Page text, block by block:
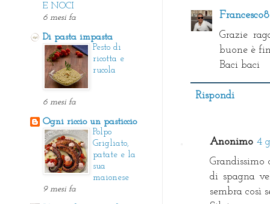
Grazie
buone è
Baci baci
Rispondi
Anonimo 4
Grandissimo
di spagna
sembra così
E NOCI
6 mesi fa
Di pasta impasta
Pesto di
ricotta e
rucola
6 mesi fa
Ogni riccio un pasticcio
Polpo
Grigliato,
patate e la
sua
maionese
9 mesi fa